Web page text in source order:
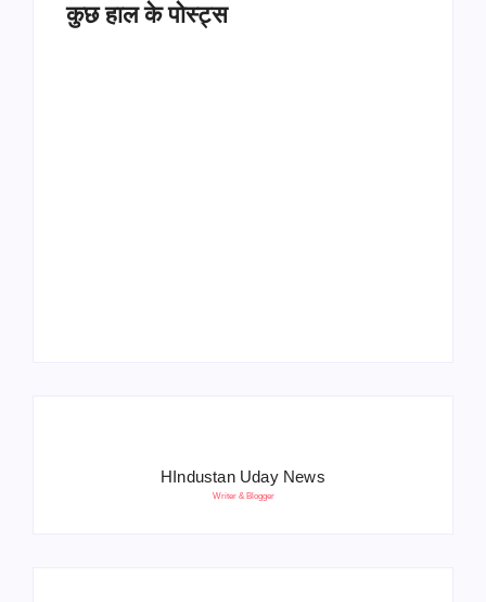
कुछ हाल के पोस्ट्स
HIndustan Uday News
Writer & Blogger